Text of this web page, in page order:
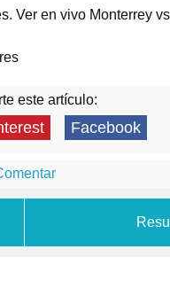
Ver en vivo Monterrey
este artículo:
Facebook